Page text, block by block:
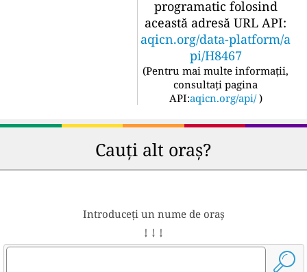
programatic folosind
această adresă URL API:
aqicn.org/data-platform/a
pi/H8467
(Pentru mai multe informații,
consultați pagina
API:aqicn.org/api/ )
Cauți alt oraș?
Introduceți un nume de oraș
↓ ↓ ↓